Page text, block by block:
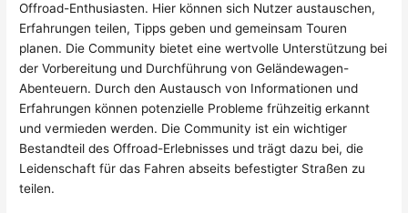
Offroad-Enthusiasten. Hier können sich Nutzer austauschen,
Erfahrungen teilen, Tipps geben und gemeinsam Touren
planen. Die Community bietet eine wertvolle Unterstützung bei
der Vorbereitung und Durchführung von Geländewagen-
Abenteuern. Durch den Austausch von Informationen und
Erfahrungen können potenzielle Probleme frühzeitig erkannt
und vermieden werden. Die Community ist ein wichtiger
Bestandteil des Offroad-Erlebnisses und trägt dazu bei, die
Leidenschaft für das Fahren abseits befestigter Straßen zu
teilen.